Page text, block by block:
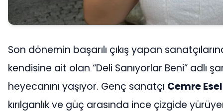
Son dönemin başarılı çıkış yapan
kendisine ait olan “Deli Sanıyorlar Beni” adlı
heyecanını yaşıyor. Genç sanatçı Cemre Esel
kırılganlık ve güç arasında ince çizgide